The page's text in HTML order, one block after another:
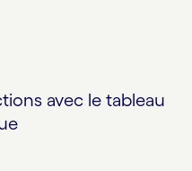
avec le tableau